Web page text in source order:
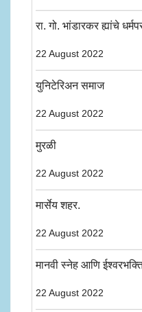
रा. गो. भांडारकर ह्यांचे
22 August 2022
युनिटेरिअन समाज
22 August 2022
मुरळी
22 August 2022
मार्सेय शहर.
22 August 2022
मानवी स्नेह आणि
22 August 2022